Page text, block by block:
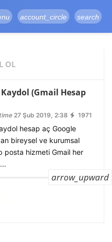
account_circle search
OL
(Gmail Hesap
27 Şub 2019, 2:38 1971
hesap aç Google
bireysel ve kurumsal
posta hizmeti Gmail her
arrow_upward